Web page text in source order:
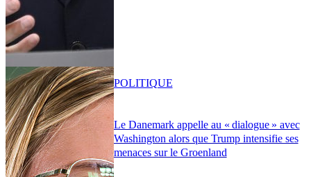
Le Danemark appelle au « dialogue » avec
Washington alors que Trump intensifie ses
menaces sur le Groenland
POLITIQUE